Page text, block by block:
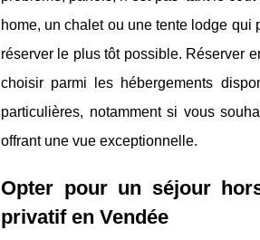
home, un chalet ou une tente lodge
réserver le plus tôt possible. Réserver
choisir parmi les hébergements
particulières, notamment si vous
offrant une vue exceptionnelle.
Opter pour un séjour
privatif en Vendée